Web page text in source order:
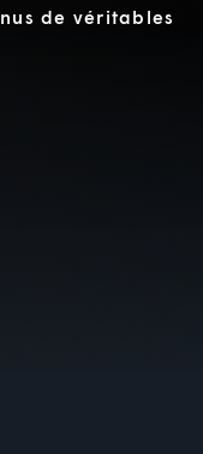
de véritables